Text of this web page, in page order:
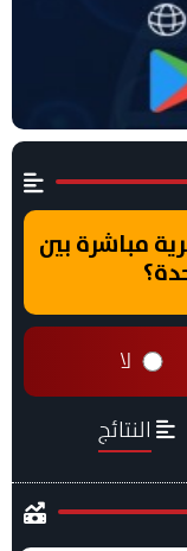
مباشرة بين
لا
النتائج